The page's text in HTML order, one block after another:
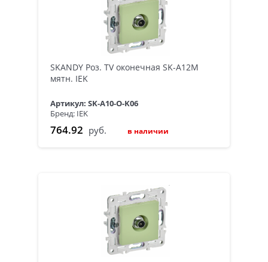
SKANDY Роз. TV оконечная SK-A12M
мятн. IEK
Артикул: SK-A10-O-K06
Бренд: IEK
764.92 руб. в наличии